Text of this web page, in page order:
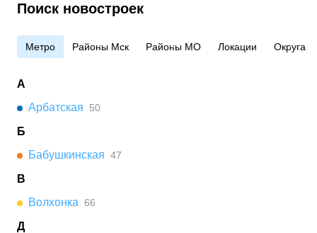
Поиск новостроек
Метро Районы Мск Районы МО Локации Округа
А
Арбатская
50
Б
Бабушкинская 47
В
Волхонка 66
Д